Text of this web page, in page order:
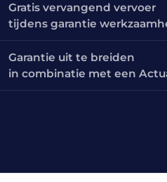
Gratis vervangend vervoer
tijdens garantie
Garantie uit te breiden
in combinatie met een